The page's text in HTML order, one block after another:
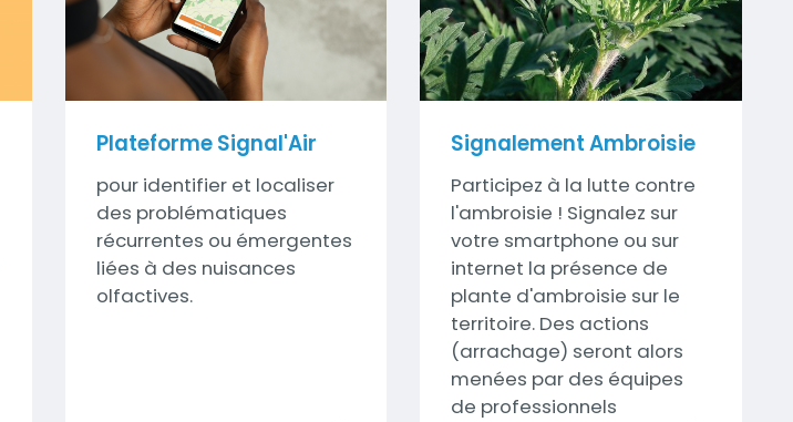
Visuel
Plateforme Signal'Air
Sous-
titre
pour identifier et localiser
des problématiques
récurrentes ou émergentes
liées à des nuisances
olfactives.
Visuel
Signalement Ambroisie
Sous-
titre
Participez à la lutte contre
l'ambroisie ! Signalez sur
votre smartphone ou sur
internet la présence de
plante d'ambroisie sur le
territoire. Des actions
(arrachage) seront alors
menées par des équipes
de professionnels